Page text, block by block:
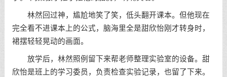
林然回过神，尴尬地笑了笑，低头翻开课本。但他现在
完全看不进课本上的公式，脑海里全是甜欣怡刚才转身时，
裙摆轻轻晃动的画面。
放学后，林然照例留下来帮老师整理实验室的设备。甜
欣怡是班上的学习委员，负责检查实验记录，也留了下来。